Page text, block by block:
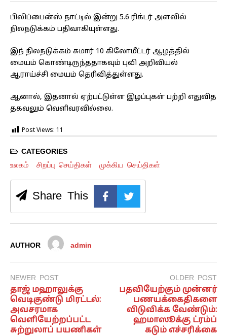
பிலிப்பைன்ஸ் நாட்டில் இன்று 5.6 ரிக்டர் அளவில்
நிலநடுக்கம் பதிவாகியுள்ளது.
இந் நிலநடுக்கம் சுமார் 10 கிலோமீட்டர் ஆழத்தில்
மையம் கொண்டிருந்ததாகவும் புவி அறிவியல்
ஆராய்ச்சி மையம் தெரிவித்துள்ளது.
ஆனால், இதனால் ஏற்பட்டுள்ள இழப்புகள் பற்றி எதுவித
தகவலும் வெளிவரவில்லை.
Post Views: 11
CATEGORIES
உலகம் சிறப்பு செய்திகள் முக்கிய செய்திகள்
Share This
AUTHOR admin
NEWER POST
தாஜ் மஹாலுக்கு
வெடிகுண்டு மிரட்டல்:
அவசரமாக
வெளியேற்றப்பட்ட
சுற்றுலாப் பயணிகள்
OLDER POST
பதவியேற்கும் முன்னர்
பணயக்கைதிகளை
விடுவிக்க வேண்டும்:
ஹமாஸூக்கு ட்ரம்ப்
கடும் எச்சரிக்கை